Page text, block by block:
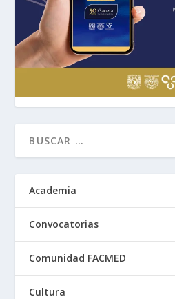
Academia
Convocatorias
Comunidad FACMED
Cultura